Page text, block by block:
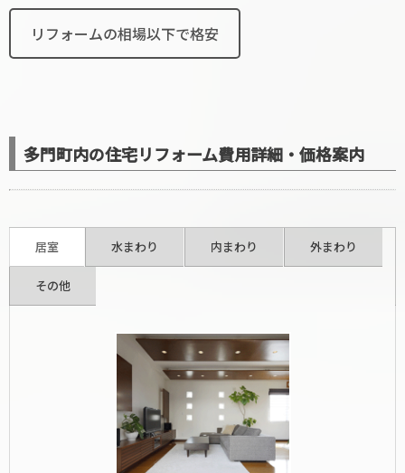
リフォームの相場以下で格安
多門町内の住宅リフォーム費用詳細・価格案内
居室 水まわり 内まわり 外まわり
その他